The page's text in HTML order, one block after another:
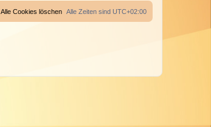
Alle Zeiten sind UTC+02:00
Alle Cookies löschen